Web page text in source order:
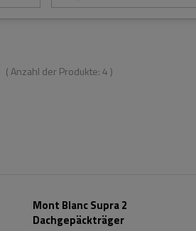
( Anzahl der Produkte:4 )
Mont Blanc Supra 2
Dachgepäckträger